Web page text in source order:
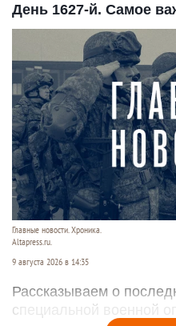
День 1627-й. Самое
Главные новости. Хроника.
Altapress.ru.
9 августа 2026 в 14:35
Рассказываем о
специальной военной